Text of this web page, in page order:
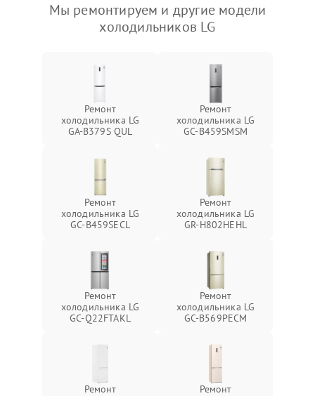
Мы ремонтируем и другие модели
холодильников LG
Ремонт
холодильника LG
GA-B379S QUL
Ремонт
холодильника LG
GC-B459SMSM
Ремонт
холодильника LG
GC-B459SECL
Ремонт
холодильника LG
GR-H802HEHL
Ремонт
холодильника LG
GC-Q22FTAKL
Ремонт
холодильника LG
GC-B569PECM
Ремонт
Ремонт